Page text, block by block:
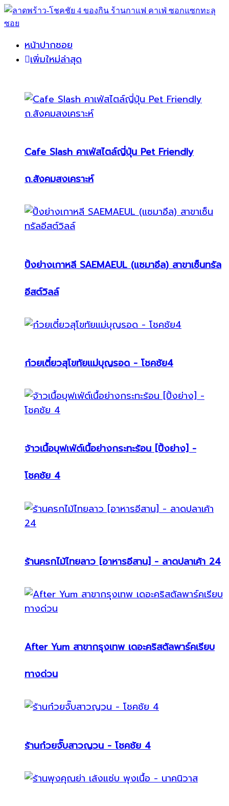
หน้าปากซอย
เพิ่มใหม่ล่าสุด
Cafe Slash คาเฟ่สไตล์ญี่ปุ่น Pet Friendly
ถ.สังคมสงเคราะห์
ปิ้งย่างเกาหลี SAEMAEUL (แซมาอึล) สาขาเซ็นทรัล
อีสต์วิลล์
ก๋วยเตี๋ยวสุโขทัยแม่บุญรอด - โชคชัย4
จ้าวเนื้อบุฟเฟ่ต์เนื้อย่างกระทะร้อน [ปิ้งย่าง] -
โชคชัย 4
ร้านครกไม้ไทยลาว [อาหารอีสาน] - ลาดปลาเค้า 24
After Yum สาขากรุงเทพ เดอะคริสตัลพาร์คเรียบ
ทางด่วน
ร้านก๋วยจั๊บสาวญวน - โชคชัย 4